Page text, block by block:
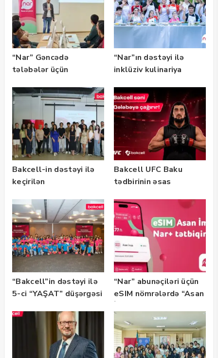
keçirib
“Nar” Gəncədə
tələbələr üçün
təlimləri təşkil edib
“Nar”ın dəstəyi ilə
inklüziv kulinariya
keçirilib — Fotolar
Bakcell-in dəstəyi ilə
keçirilən
Bootcamp” başladı
Bakcell UFC Baku
tədbirinin əsas
“Bakcell”in dəstəyi ilə
5-ci “YAŞAT” düşərgəsi
“Nar” abunəçiləri üçün
eSIM nömrələrdə “Asan
istifadəyə verildi